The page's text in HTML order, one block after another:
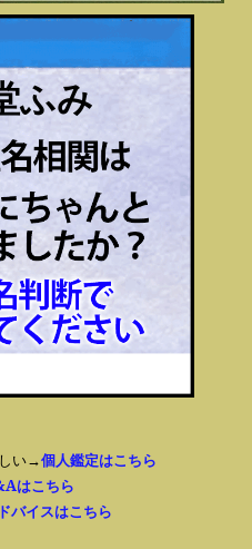
ふみ
い→個人鑑定はこちら
はこちら
バイスはこちら